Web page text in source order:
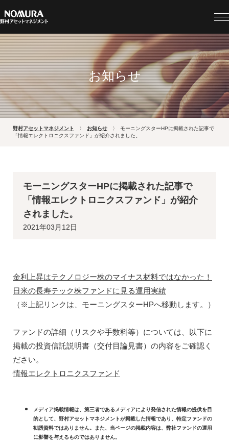
お知らせ
野村アセットマネジメント お知らせ
モーニングスターHPに掲載された記事で
「情報エレクトロニクスファンド」が紹介されました。
モーニングスターHPに掲載された記事で
「情報エレクトロニクスファンド」が紹介
されました。
2021年03月12日
金利上昇はテクノロジー株のマイナス材料ではなかった！
日米の長寿テック株ファンドに見る運用実績
（※上記リンクは、モーニングスターHPへ移動します。）
ファンドの詳細（リスクや手数料等）については、以下に
掲載の投資信託説明書（交付目論見書）の内容をご確認く
ださい。
情報エレクトロニクスファンド
メディア掲載情報は、第三者であるメディアにより発信された情報の提供を目
的として、野村アセットマネジメントが掲載した情報であり、特定ファンドの
勧誘資料ではありません。また、当ページの掲載内容は、弊社ファンドの運用
に影響を与えるものではありません。